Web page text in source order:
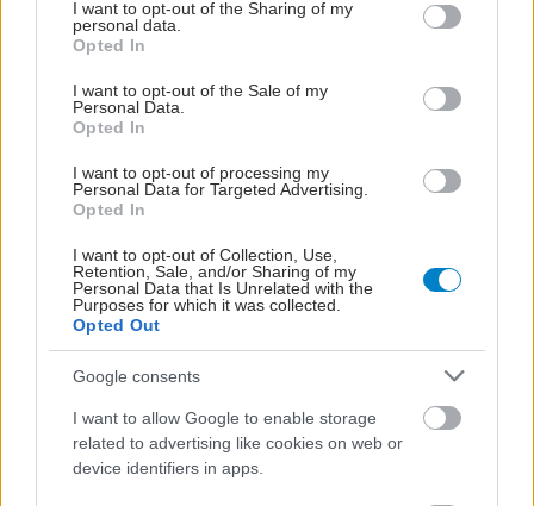
not limited to your visit or usage behaviour. You may click to
grant or deny consent to Google and its third-party tags to
use your data for below specified purposes in below Google
consent section.
I want to opt-out of the Sharing of my
personal data.
Opted In
I want to opt-out of the Sale of my
Personal Data.
Opted In
I want to opt-out of processing my
Personal Data for Targeted Advertising.
Opted In
I want to opt-out of Collection, Use,
Retention, Sale, and/or Sharing of my
Personal Data that Is Unrelated with the
Purposes for which it was collected.
Opted Out
Google consents
I want to allow Google to enable storage
related to advertising like cookies on web or
device identifiers in apps.
shares
ΔΙΑΒΑΣΤΕ ΑΚΟΜΑ
Ο χυμός παντζαριού
νεφρική νόσο [μελέτη]
Πρώτη θεσμική
δικαίωση για τις έγκυες
και λεχώνες αιρετές της
Τοπικής Αυτοδιοίκησης